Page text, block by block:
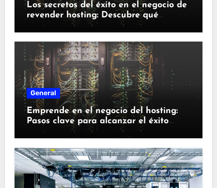
Los secretos del éxito en el negocio de
revender hosting: Descubre qué
necesitas para triunfar
General
Emprende en el negocio del hosting:
Pasos clave para alcanzar el éxito
empresarial